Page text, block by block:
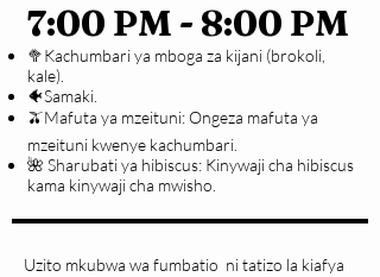
7:00 PM - 8:00 PM
🥦Kachumbari ya mboga za kijani (brokoli,
kale).
🐠Samaki.
🫒Mafuta ya mzeituni: Ongeza mafuta ya
mzeituni kwenye kachumbari.
🌺 Sharubati ya hibiscus: Kinywaji cha hibiscus
kama kinywaji cha mwisho.
Uzito mkubwa wa fumbatio  ni tatizo la kiafya